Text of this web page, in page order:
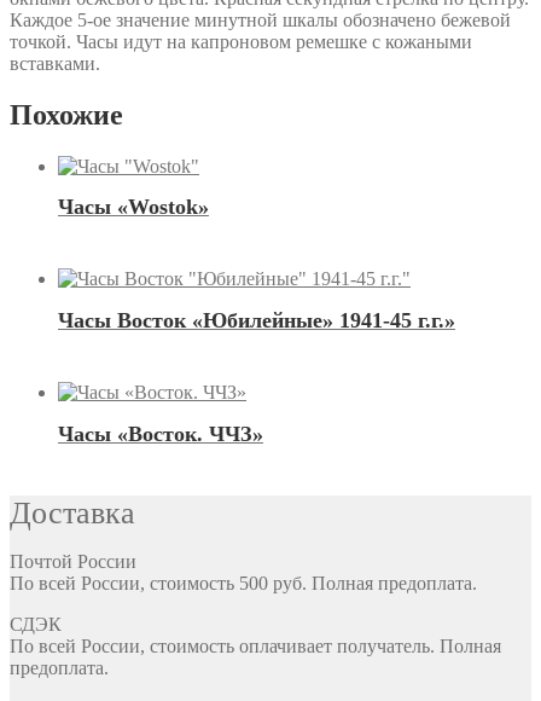
Каждое 5-ое значение минутной шкалы обозначено бежевой
точкой. Часы идут на капроновом ремешке с кожаными
вставками.
Похожие
Часы «Wostok»
Часы Восток «Юбилейные» 1941-45 г.г.»
Часы «Восток. ЧЧЗ»
Доставка
Почтой России
По всей России, стоимость 500 руб. Полная предоплата.
СДЭК
По всей России, стоимость оплачивает получатель. Полная
предоплата.